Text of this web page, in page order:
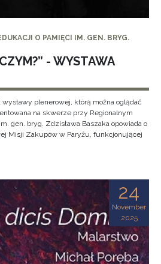
O PAMIĘCI IM. GEN. BRYG.
- WYSTAWA
wystawy plenerowej, którą można oglądać
na skwerze przy Regionalnym
gen. bryg. Zdzisława Baszaka opowiada o
Misji Zakupów w Paryżu, funkcjonującej
24
November
2025